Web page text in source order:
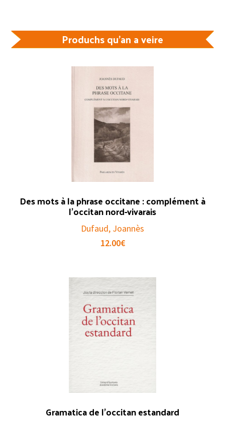
Produchs qu'an a veire
Des mots à la phrase occitane : complément à
l’occitan nord-vivarais
Dufaud, Joannès
12.00€
Gramatica de l’occitan estandard